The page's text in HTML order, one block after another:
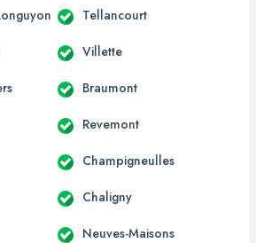
Tellancourt
Villette
Braumont
Revemont
Champigneulles
Chaligny
Neuves-Maisons